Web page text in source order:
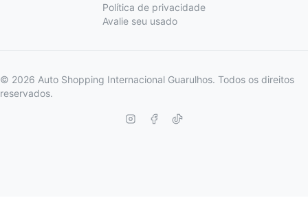
Política de privacidade
Avalie seu usado
© 2026 Auto Shopping Internacional Guarulhos. Todos os direitos
reservados.